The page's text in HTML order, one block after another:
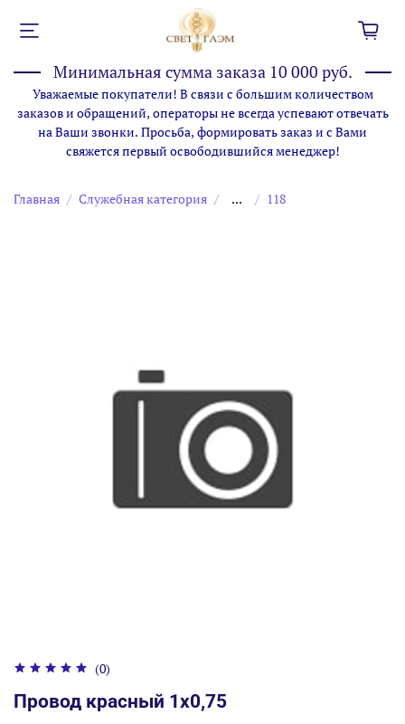
Минимальная сумма заказа 10 000 руб.
Уважаемые покупатели! В связи с большим количеством
заказов и обращений, операторы не всегда успевают отвечать
на Ваши звонки. Просьба, формировать заказ и с Вами
свяжется первый освободившийся менеджер!
Главная Служебная категория ... 118
(0)
Провод красный 1x0,75